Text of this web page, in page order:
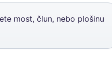
most, člun, nebo plošinu